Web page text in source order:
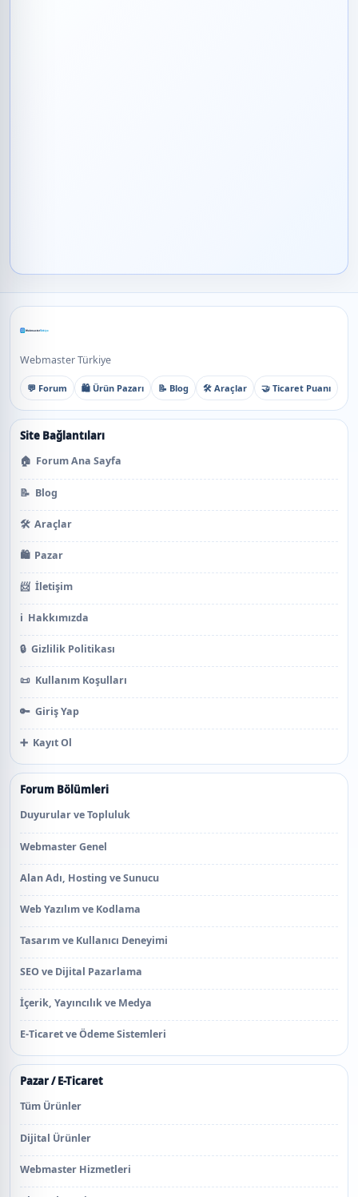
Webmaster Türkiye
💬 Forum 🛍️ Ürün Pazarı 📝 Blog 🛠️ Araçlar 🤝 Ticaret Puanı
Site Bağlantıları
🏠 Forum Ana Sayfa
📝 Blog
🛠️ Araçlar
🛍️ Pazar
📨 İletişim
ℹ️ Hakkımızda
🔒 Gizlilik Politikası
📜 Kullanım Koşulları
🔑 Giriş Yap
➕ Kayıt Ol
Forum Bölümleri
Duyurular ve Topluluk
Webmaster Genel
Alan Adı, Hosting ve Sunucu
Web Yazılım ve Kodlama
Tasarım ve Kullanıcı Deneyimi
SEO ve Dijital Pazarlama
İçerik, Yayıncılık ve Medya
E-Ticaret ve Ödeme Sistemleri
Pazar / E-Ticaret
Tüm Ürünler
Dijital Ürünler
Webmaster Hizmetleri